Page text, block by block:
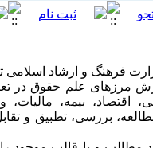
شماره ثبت ۸۶۱۷۹ با مجوز وزارت فرهنگ و
مرزهای علم حقوق در
اقتصاد، بیمه، مالیات،
بررسی، تطبیق و